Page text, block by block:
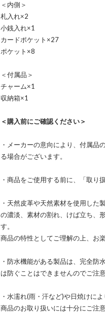
＜内側＞
札入れ×2
小銭入れ×1
カードポケット×27
ポケット×8
＜付属品＞
チャーム×1
収納箱×1
＜購入前にご確認ください＞
・メーカーの意向により、付属品
る場合がございます。
・商品をご使用する前に、「取り
・天然皮革や天然素材を使用した
の濃淡、素材の割れ、けば立ち、
す。
商品の特性としてご理解の上、お
・防水機能がある製品は、完全防
は防ぐことはできませんのでご注意
・水濡れ(雨・汗など)や日焼けに
商品のお取り扱いには十分にご注意